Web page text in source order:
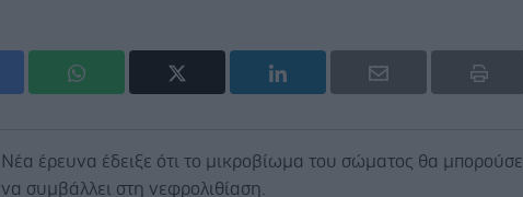
Νέα έρευνα έδειξε ότι το μικροβίωμα του σώματος θα μπορούσε
να συμβάλλει στη νεφρολιθίαση.